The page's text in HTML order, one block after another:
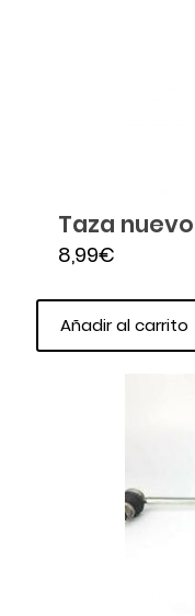
Taza
8,99€
Añadir al carrito